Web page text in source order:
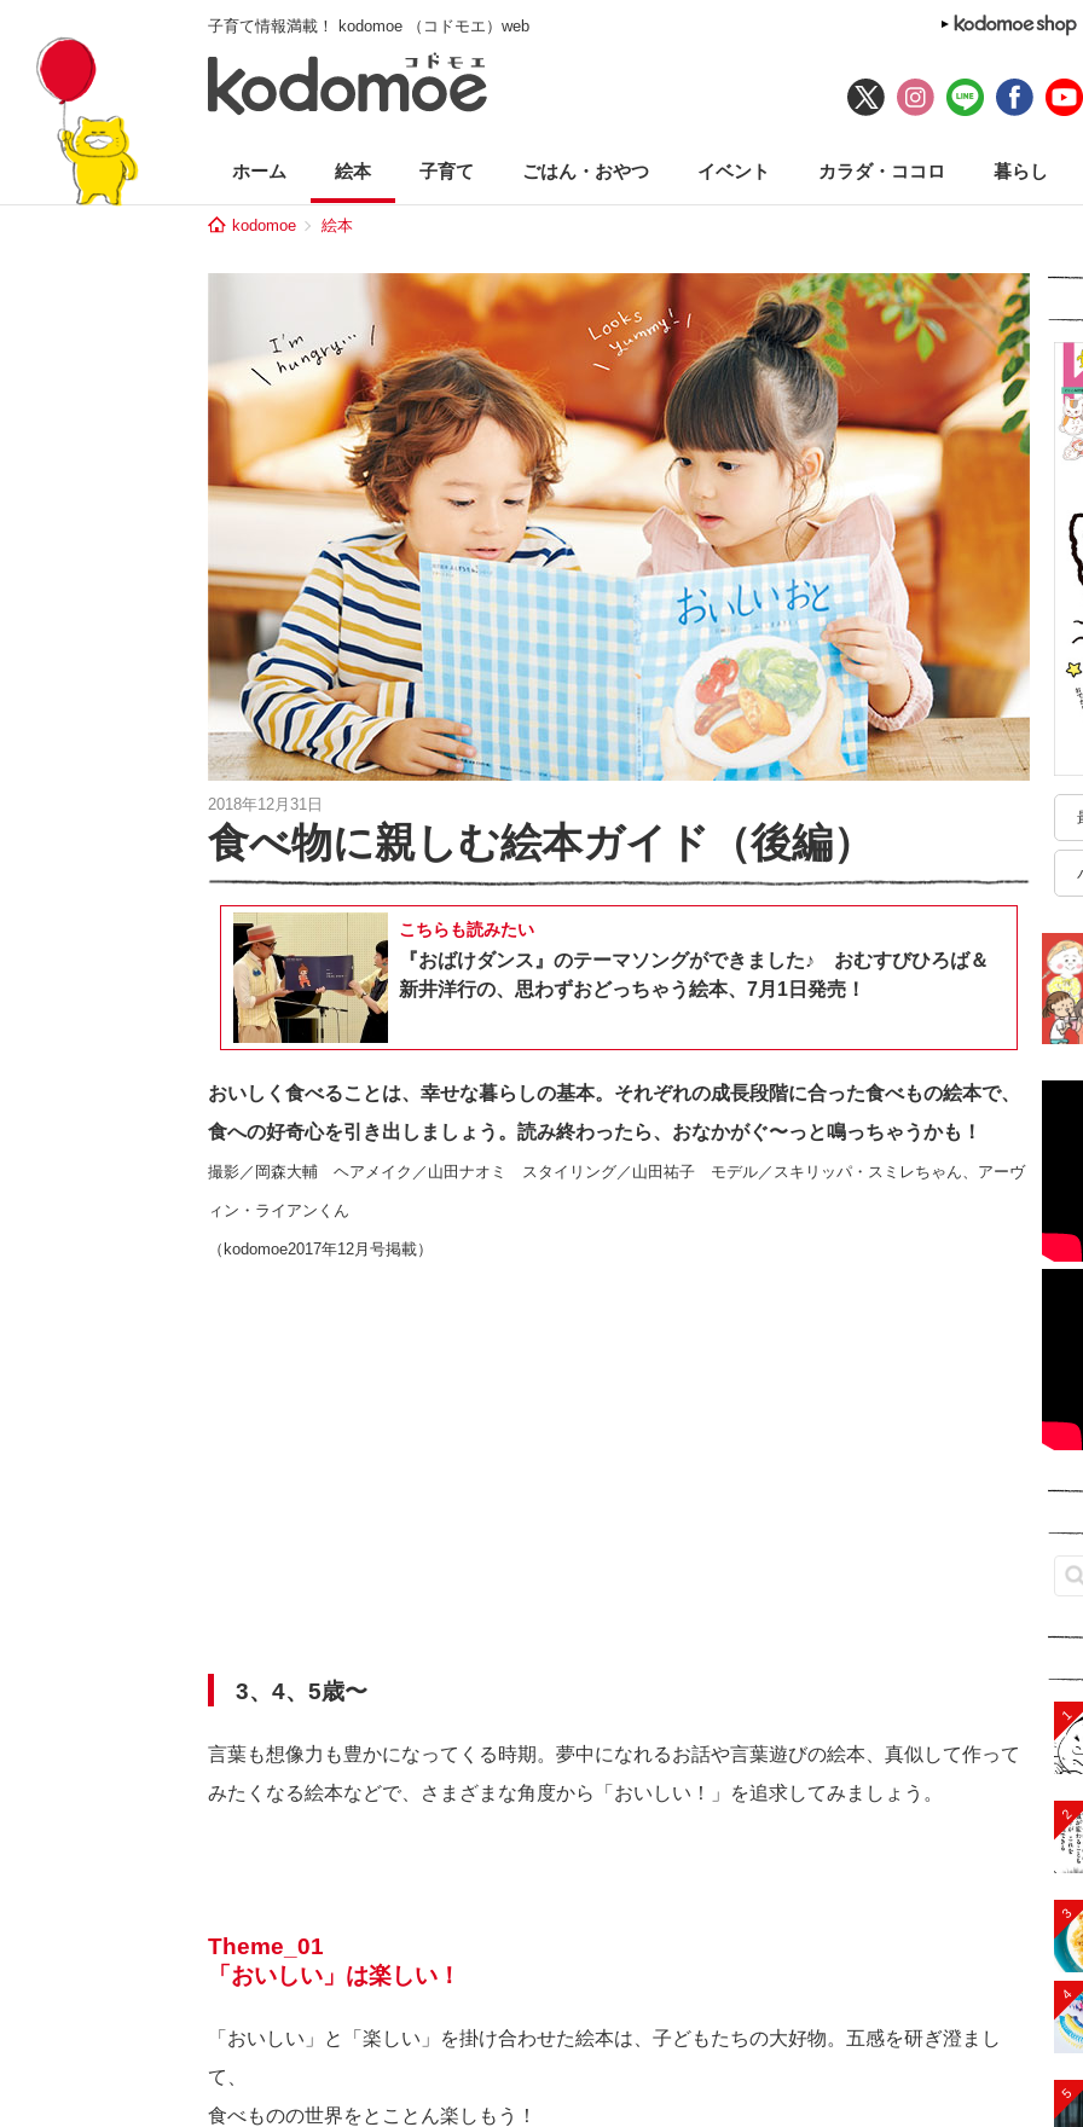
子育て情報満載！ kodomoe （コドモエ）web
ホーム 絵本 子育て ごはん・おやつ イベント カラダ・ココロ 暮らし
kodomoe 絵本
2018年12月31日
食べ物に親しむ絵本ガイド（後編）
こちらも読みたい
『おばけダンス』のテーマソングができました♪ おむすびひろば＆
新井洋行の、思わずおどっちゃう絵本、7月1日発売！
おいしく食べることは、幸せな暮らしの基本。それぞれの成長段階に合った食べもの絵本で、
食への好奇心を引き出しましょう。読み終わったら、おなかがぐ〜っと鳴っちゃうかも！
撮影／岡森大輔 ヘアメイク／山田ナオミ スタイリング／山田祐子 モデル／スキリッパ・スミレちゃん、アーヴ
ィン・ライアンくん
（kodomoe2017年12月号掲載）
3、4、5歳〜
言葉も想像力も豊かになってくる時期。夢中になれるお話や言葉遊びの絵本、真似して作って
みたくなる絵本などで、さまざまな角度から「おいしい！」を追求してみましょう。
Theme_01
「おいしい」は楽しい！
「おいしい」と「楽しい」を掛け合わせた絵本は、子どもたちの大好物。五感を研ぎ澄まし
て、
食べものの世界をとことん楽しもう！
1
2
3
4
5